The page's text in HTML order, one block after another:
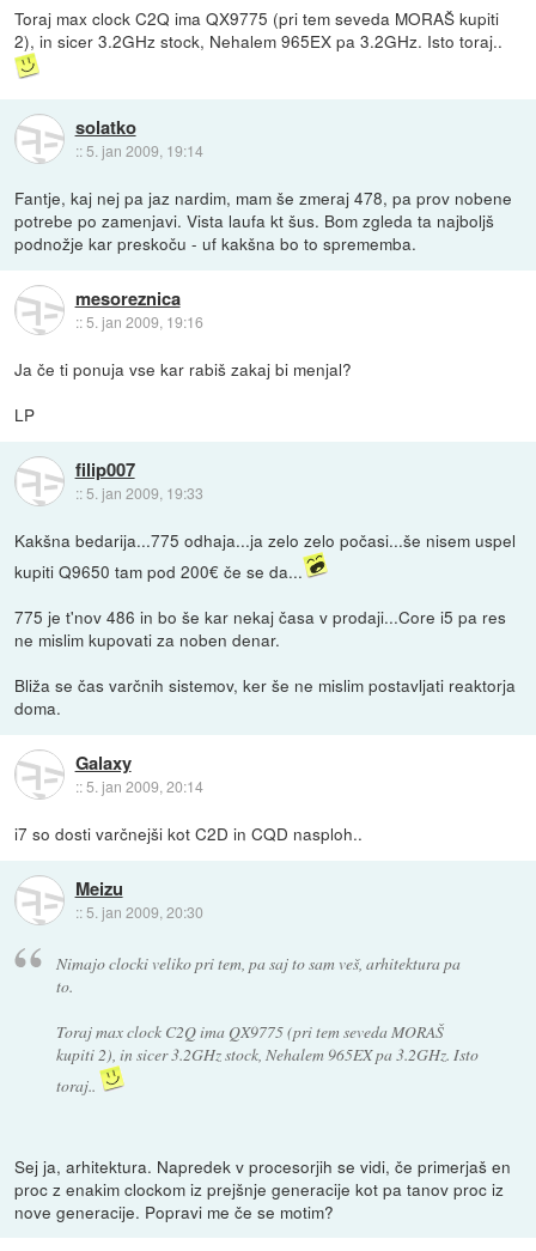
Toraj max clock C2Q ima QX9775 (pri tem seveda MORAŠ kupiti
2), in sicer 3.2GHz stock, Nehalem 965EX pa 3.2GHz. Isto toraj..
solatko
:: 5. jan 2009, 19:14
Fantje, kaj nej pa jaz nardim, mam še zmeraj 478, pa prov nobene
potrebe po zamenjavi. Vista laufa kt šus. Bom zgleda ta najboljš
podnožje kar preskoču - uf kakšna bo to sprememba.
mesoreznica
::5. jan 2009, 19:16
Ja če ti ponuja vse kar rabiš zakaj bi menjal?
LP
filip007
:: 5. jan 2009, 19:33
Kakšna bedarija...775 odhaja...ja zelo zelo počasi...še nisem uspel
kupiti Q9650 tam pod 200€ če se da...
775 je t'nov 486 in bo še kar nekaj časa v prodaji...Core i5 pa res
ne mislim kupovati za noben denar.
Bliža se čas varčnih sistemov, ker še ne mislim postavljati reaktorja
doma.
Galaxy
::5. jan 2009, 20:14
i7 so dosti varčnejši kot C2D in CQD nasploh..
Meizu
:: 5. jan 2009, 20:30
Nimajo clocki veliko pri tem, pa saj to sam veš, arhitektura pa
to.
Toraj max clock C2Q ima QX9775 (pri tem seveda MORAŠ
kupiti 2), in sicer 3.2GHz stock, Nehalem 965EX pa 3.2GHz. Isto
toraj..
Sej ja, arhitektura. Napredek v procesorjih se vidi, če primerjaš en
proc z enakim clockom iz prejšnje generacije kot pa tanov proc iz
nove generacije. Popravi me če se motim?